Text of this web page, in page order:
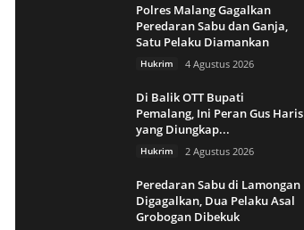
Polres Malang Gagalkan
Peredaran Sabu dan Ganja,
Satu Pelaku Diamankan
Hukrim 4 Agustus 2026
Di Balik OTT Bupati
Pemalang, Ini Peran Gus Haris
yang Diungkap...
Hukrim 2 Agustus 2026
Peredaran Sabu di Lamongan
Digagalkan, Dua Pelaku Asal
Grobogan Dibekuk